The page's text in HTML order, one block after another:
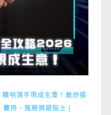
精明頂手現成生意！教你接
費用、風險規避貼士 |